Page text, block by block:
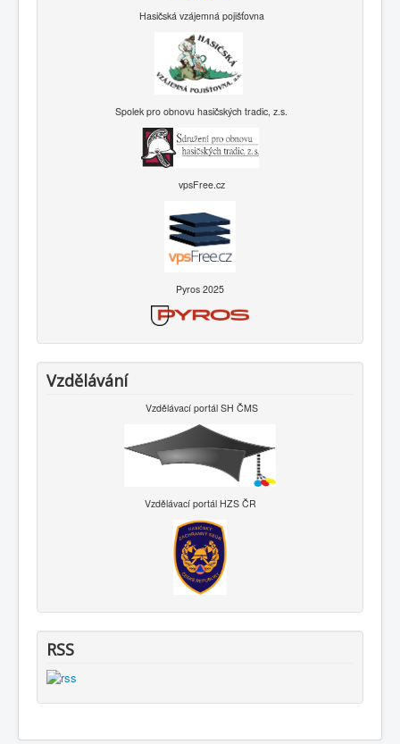
Hasičská vzájemná pojišťovna
Spolek pro obnovu hasičských tradic, z.s.
vpsFree.cz
Pyros 2025
Vzdělávání
Vzdělávací portál SH ČMS
Vzdělávací portál HZS ČR
RSS